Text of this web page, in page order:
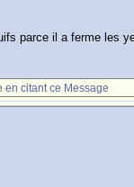
parce il a ferme les
en citant ce Message